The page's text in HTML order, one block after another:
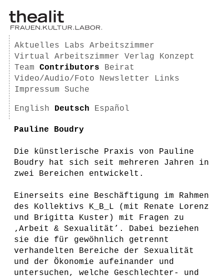
Aktuelles Labs
Arbeitszimmer
Virtual Arbeitszimmer
Verlag
Konzept
Team
Contributors
Beirat
Video/Audio/Foto
Newsletter
Links
Impressum
Suche
English Deutsch Español
Pauline Boudry
Die künstlerische Praxis von Pauline
Boudry hat sich seit mehreren Jahren in
zwei Bereichen entwickelt.
Einerseits eine Beschäftigung im Rahmen
des Kollektivs K_B_L (mit Renate Lorenz
und Brigitta Kuster) mit Fragen zu
‚Arbeit & Sexualität’. Dabei beziehen
sie die für gewöhnlich getrennt
verhandelten Bereiche der Sexualität
und der Ökonomie aufeinander und
untersuchen, welche Geschlechter- und